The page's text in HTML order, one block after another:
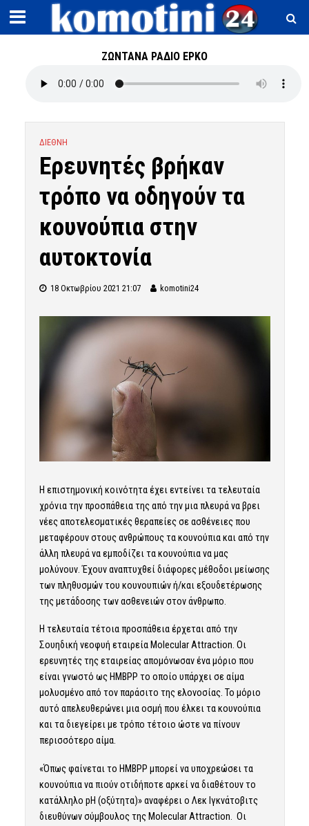
ΖΩΝΤΑΝΑ ΡΑΔΙΟ ΕΡΚΟ
ΔΙΕΘΝΗ
Ερευνητές βρήκαν
τρόπο να οδηγούν τα
κουνούπια στην
αυτοκτονία
18 Οκτωβρίου 2021 21:07 komotini24
Η επιστημονική κοινότητα έχει εντείνει τα τελευταία
χρόνια την προσπάθεια της από την μια πλευρά να βρει
νέες αποτελεσματικές θεραπείες σε ασθένειες που
μεταφέρουν στους ανθρώπους τα κουνούπια και από την
άλλη πλευρά να εμποδίζει τα κουνούπια να μας
μολύνουν. Έχουν αναπτυχθεί διάφορες μέθοδοι μείωσης
των πληθυσμών του κουνουπιών ή/και εξουδετέρωσης
της μετάδοσης των ασθενειών στον άνθρωπο.
Η τελευταία τέτοια προσπάθεια έρχεται από την
Σουηδική νεοφυή εταιρεία Molecular Attraction. Οι
ερευνητές της εταιρείας απομόνωσαν ένα μόριο που
είναι γνωστό ως HMBPP το οποίο υπάρχει σε αίμα
μολυσμένο από τον παράσιτο της ελονοσίας. Το μόριο
αυτό απελευθερώνει μια οσμή που έλκει τα κουνούπια
και τα διεγείρει με τρόπο τέτοιο ώστε να πίνουν
περισσότερο αίμα.
«Όπως φαίνεται το HMBPP μπορεί να υποχρεώσει τα
κουνούπια να πιούν οτιδήποτε αρκεί να διαθέτουν το
κατάλληλο pH (οξύτητα)» αναφέρει ο Λεκ Ιγκνάτοβιτς
διευθύνων σύμβουλος της Molecular Attraction. Οι